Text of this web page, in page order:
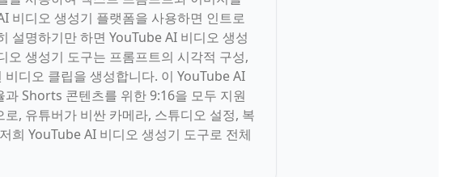
비디오 생성기 플랫폼을 사용하면 인트로
설명하기만 하면 YouTube AI 비디오 생성
생성기 도구는 프롬프트의 시각적 구성,
디오 클립을 생성합니다. 이 YouTube AI
Shorts 콘텐츠를 위한 9:16을 모두 지원
, 유튜버가 비싼 카메라, 스튜디오 설정, 복
희 YouTube AI 비디오 생성기 도구로 전체